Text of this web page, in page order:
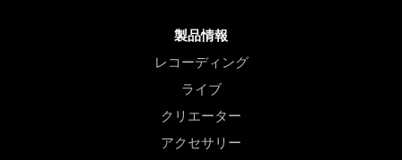
製品情報
レコーディング
ライブ
クリエーター
アクセサリー